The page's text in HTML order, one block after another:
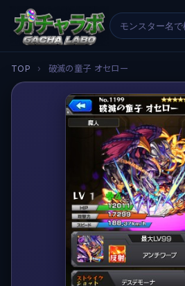
TOP › 破滅の童子 オセロー